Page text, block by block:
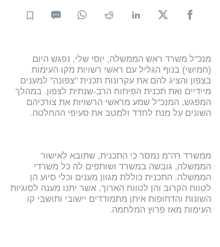
מנכ"ל משרד ראש הממשלה, יוסי שלי, נפגש היום
(חמישי) בנוף הגליל עם ראשי רשויות מקו העימות
בצפון והציג להם את עקרונות תכנית "צפונה" למענים
מיידיים ואת תכנית הפיתוח הרב-שנתית לצפון. במהלך
המפגש, המנכ"ל שמע מראשי הרשויות את צורכיהם
השונים על מנת לחדד ולמטב את סעיפי ההחלטה.
ממשרד רה"מ נמסר כי התכנית, שתובא לאישור
הממשלה, גובשה במשרד ושותפים לה כל משרדי
הממשלה. התכנית כוללת מגוון מענים וכלי סיוע הן
לטווח הקרוב והן לטווח הארוך, אשר יתנו מענה לסוגיות
השונות והדחופות איתן מתמודדים יישובי ותושבי קו
העימות מאז פרוץ המלחמה.